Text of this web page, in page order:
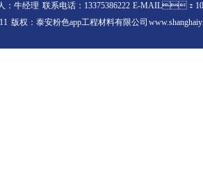
：牛经理 联系电话：13375386222 E-MAIL：
版权：泰安粉色app工程材料有限公司